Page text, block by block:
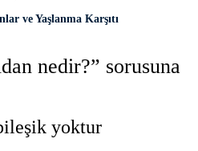
ve Yaşlanma Karşıtı
nedir?” sorusuna
yoktur